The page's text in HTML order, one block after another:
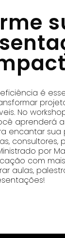
é
No
aprenderá
encantar
por
com
aulas,